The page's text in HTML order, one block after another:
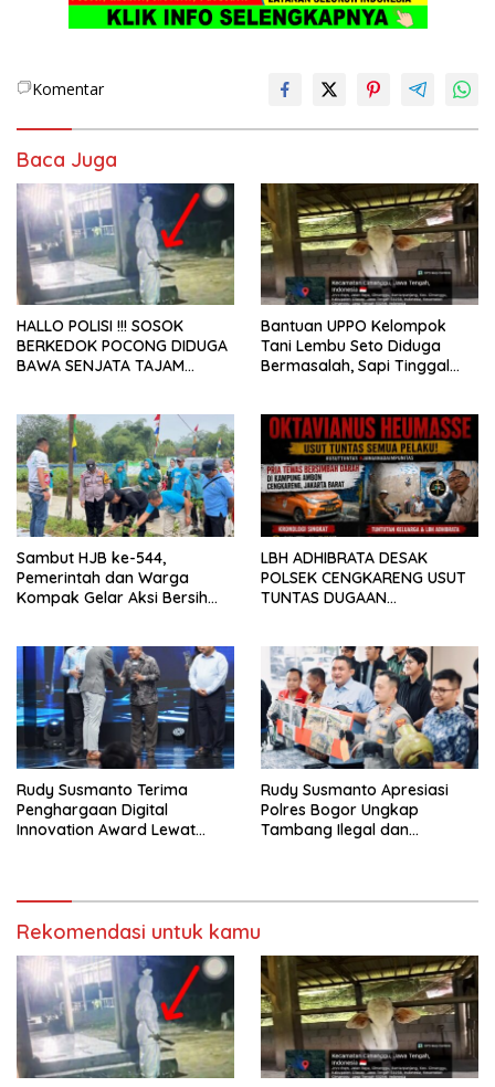
Komentar
Baca Juga
HALLO POLISI !!! SOSOK
BERKEDOK POCONG DIDUGA
BAWA SENJATA TAJAM
LEBONG
Bantuan UPPO Kelompok
Tani Lembu Seto Diduga
Bermasalah, Sapi Tinggal
Sambut HJB ke-544,
Pemerintah dan Warga
Kompak Gelar Aksi Bersih
LBH ADHIBRATA DESAK
POLSEK CENGKARENG USUT
TUNTAS DUGAAN
Rudy Susmanto Terima
Penghargaan Digital
Innovation Award Lewat
Rudy Susmanto Apresiasi
Polres Bogor Ungkap
Tambang Ilegal dan
Rekomendasi untuk kamu